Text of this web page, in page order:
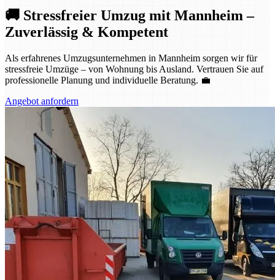
🚚 Stressfreier Umzug mit Mannheim –
Zuverlässig & Kompetent
Als erfahrenes Umzugsunternehmen in Mannheim sorgen wir für
stressfreie Umzüge – von Wohnung bis Ausland. Vertrauen Sie auf
professionelle Planung und individuelle Beratung. 💼
Angebot anfordern